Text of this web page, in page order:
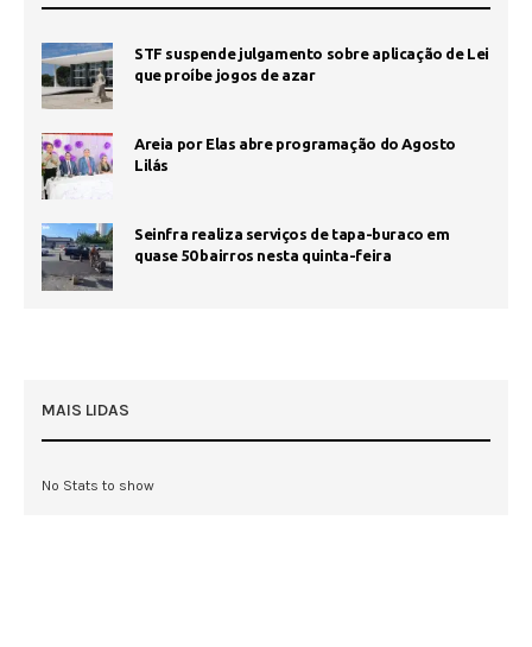
STF suspende julgamento sobre aplicação de Lei
que proíbe jogos de azar
Areia por Elas abre programação do Agosto
Lilás
Seinfra realiza serviços de tapa-buraco em
quase 50 bairros nesta quinta-feira
MAIS LIDAS
No Stats to show